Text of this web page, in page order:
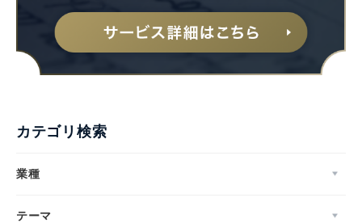
カテゴリ検索
業種
テーマ